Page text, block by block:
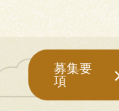
募集要
項